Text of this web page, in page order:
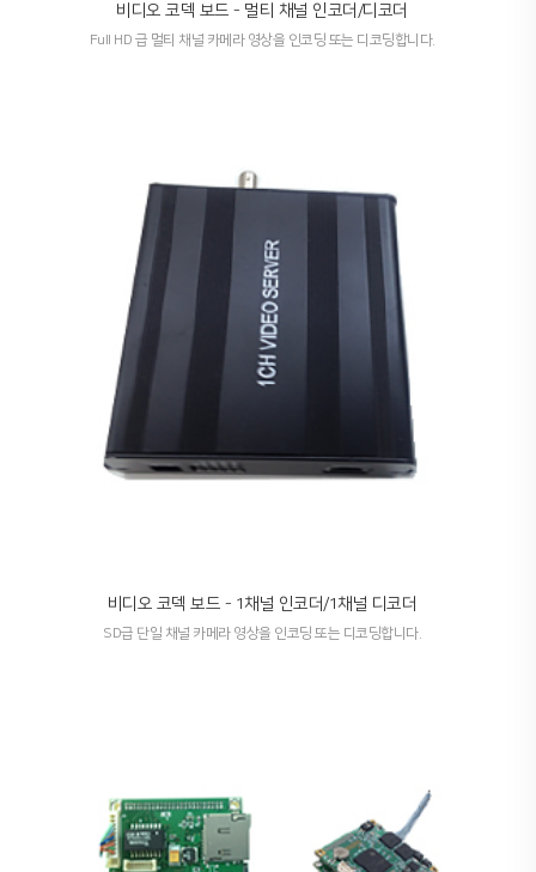
비디오 코덱 보드 - 멀티 채널 인코더/디코더
Full HD 급 멀티 채널 카메라 영상을 인코딩 또는 디코딩합니다.
비디오 코덱 보드 - 1채널 인코더/1채널 디코더
SD급 단일 채널 카메라 영상을 인코딩 또는 디코딩합니다.